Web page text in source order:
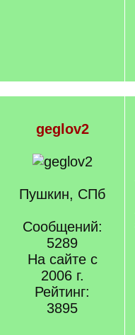
geglov2
Пушкин, СПб
Сообщений:
5289
На сайте с
2006 г.
Рейтинг:
3895